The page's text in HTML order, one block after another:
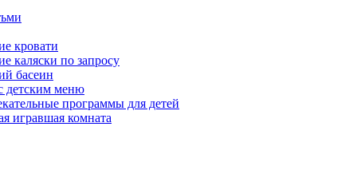
кровати
каляски по запросу
басеин
детским меню
программы для детей
игравшая комната